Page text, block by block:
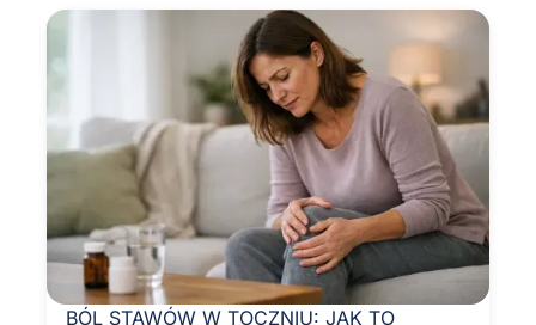
BÓL STAWÓW W TOCZNIU: JAK TO